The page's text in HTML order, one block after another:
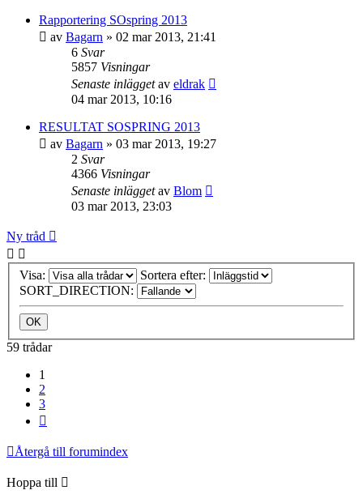
Rapportering SOspring 2013
av Bagarn » 02 mar 2013, 21:41
6 Svar
5857 Visningar
Senaste inläggetav eldrak
04 mar 2013, 10:16
RESULTAT SOSPRING 2013
av Bagarn » 03 mar 2013, 19:27
2 Svar
4366 Visningar
Senaste inläggetav Blom
03 mar 2013, 23:03
Ny tråd
Visa:
Sortera efter:
SORT_DIRECTION:
59 trådar
1
2
3
Återgå till forumindex
Hoppa till